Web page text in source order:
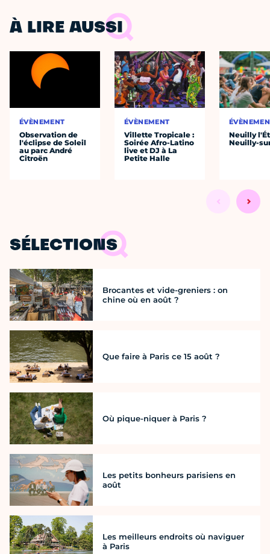
À LIRE AUSSI
ÉVÈNEMENT
Observation de
l'éclipse de Soleil
au parc André
Citroën
ÉVÈNEMENT
Villette Tropicale :
Soirée Afro-Latino
live et DJ à La
Petite Halle
Neuilly
Neuilly-
SÉLECTIONS
Brocantes et vide-greniers : on
chine où en août ?
Que faire à Paris ce 15 août ?
Où pique-niquer à Paris ?
Les petits bonheurs parisiens en
août
Les meilleurs endroits où naviguer
à Paris